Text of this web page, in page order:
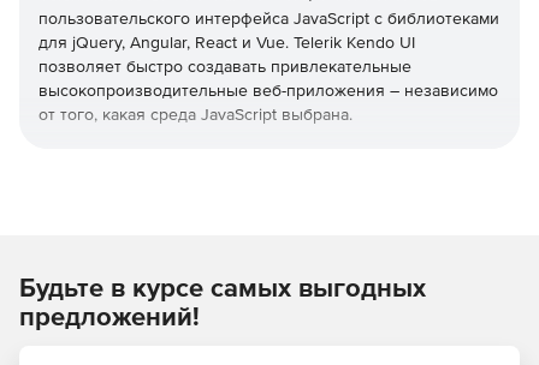
пользовательского интерфейса JavaScript с библиотеками
для jQuery, Angular, React и Vue. Telerik Kendo UI
позволяет быстро создавать привлекательные
высокопроизводительные веб-приложения – независимо
от того, какая среда JavaScript выбрана.
обширной библиотеки при запуске нового
дизайна. Kendo UI позволяет экономить время,
интегрируя компоненты для обработки всех ключевых
Будьте в курсе самых выгодных
предложений!